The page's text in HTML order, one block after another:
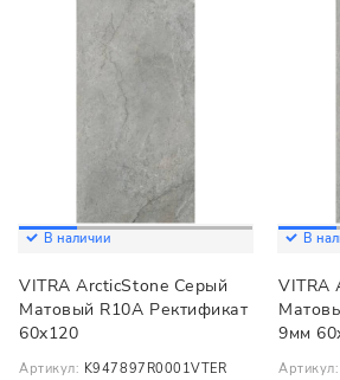
В наличии
VITRA ArcticStone Серый
Матовый R10A Ректификат
60x120
Артикул: K947897R0001VTER
В
VITRA
9мм
Артикул: